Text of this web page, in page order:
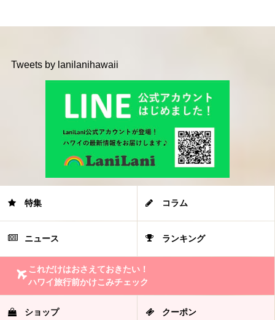
Tweets by lanilanihawaii
特集 コラム
ニュース ランキング
これだけはおさえておきたい！
ハワイ旅行前かけこみチェック
ショップ クーポン